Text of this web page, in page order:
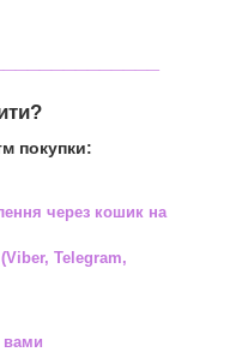
покупки:
через кошик на
Telegram,
вами